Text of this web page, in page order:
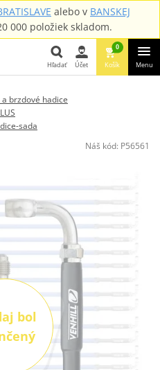
alebo v BANSKEJ
000 položiek skladom.
Hľadať Účet
0
Košík Menu
a brzdové hadice
sada
Náš kód: P56561
bol